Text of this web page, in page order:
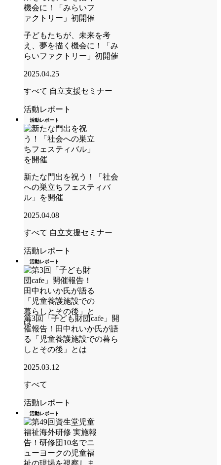
子どもたちが、未来を考
え、夢を描く機会に！「み
らいファクトリー」初開催
2025.04.25
すべて 自立支援セミナー
活動レポート
活動レポート
新たな門出を祝う！「社会
への巣立ちフェスティバ
ル」を開催
2025.04.08
すべて 自立支援セミナー
活動レポート
活動レポート
第3回「子ども財団cafe」開
催報告！田中れいか氏が語
る「児童養護施設での暮ら
しとその後」とは
2025.03.12
すべて
活動レポート
活動レポート